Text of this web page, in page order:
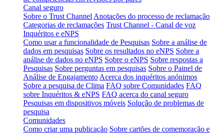
Canal seguro
Sobre o Trust Channel Anotações do processo de reclamação
Categorias de reclamações Trust Channel - Canal de voz
Inquéritos e eNPS
Como usar a funcionalidade de Pesquisas Sobre a análise de
dados em pesquisas Sobre os resultados no eNPS Sobre a
análise de dados no eNPS Sobre o eNPS Sobre respostas a
Pesquisas Sobre perguntas em pesquisas Sobre o Painel de
Análise de Engajamento Acerca dos inquéritos anónimos
Sobre a pesquisa de Clima FAQ sobre Comunidades FAQ
sobre Inquéritos & eNPS FAQ acerca do canal seguro
Pesquisas em dispositivos móveis Solução de problemas de
pesquisa
Comunidades
Como criar uma publicação Sobre cartões de comemoração e